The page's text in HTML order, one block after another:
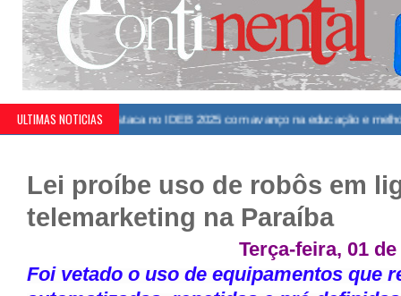
ULTIMAS NOTICIAS
Poço se destaca no IDEB 2025 com avanço na educação e melhora dos
Lei proíbe uso de robôs em
telemarketing na Paraíba
Terça-feira, 01
Foi vetado o uso de equipamentos que